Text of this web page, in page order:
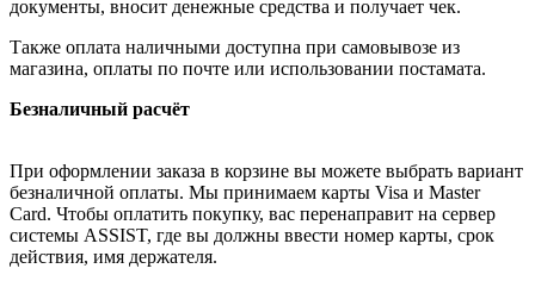
документы, вносит денежные средства и получает чек.
Также оплата наличными доступна при самовывозе из
магазина, оплаты по почте или использовании постамата.
Безналичный расчёт
При оформлении заказа в корзине вы можете выбрать вариант
безналичной оплаты. Мы принимаем карты Visa и Master
Card. Чтобы оплатить покупку, вас перенаправит на сервер
системы ASSIST, где вы должны ввести номер карты, срок
действия, имя держателя.